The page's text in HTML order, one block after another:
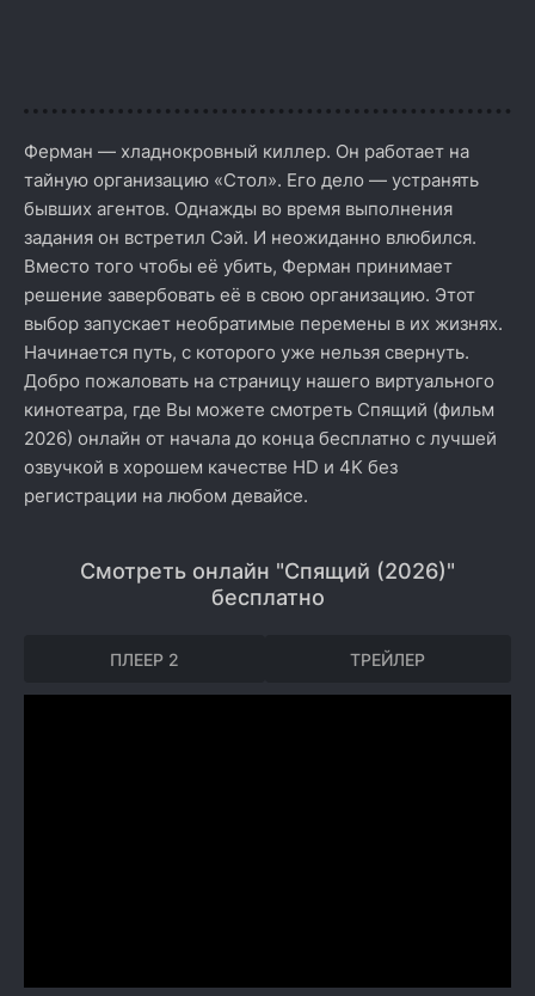
Ферман — хладнокровный киллер. Он работает на
тайную организацию «Стол». Его дело — устранять
бывших агентов. Однажды во время выполнения
задания он встретил Сэй. И неожиданно влюбился.
Вместо того чтобы её убить, Ферман принимает
решение завербовать её в свою организацию. Этот
выбор запускает необратимые перемены в их жизнях.
Начинается путь, с которого уже нельзя свернуть.
Добро пожаловать на страницу нашего виртуального
кинотеатра, где Вы можете смотреть Спящий (фильм
2026) онлайн от начала до конца бесплатно с лучшей
озвучкой в хорошем качестве HD и 4K без
регистрации на любом девайсе.
Смотреть онлайн "Спящий (2026)"
бесплатно
ПЛЕЕР 2 ТРЕЙЛЕР